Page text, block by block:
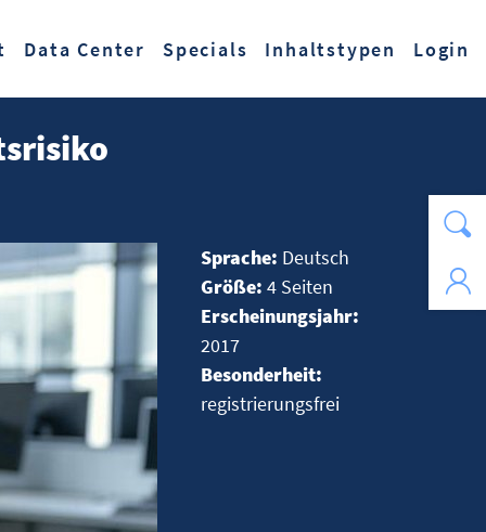
Data Center Specials Inhaltstypen Login
Sprache: Deutsch
Größe: 4 Seiten
Erscheinungsjahr:
2017
Besonderheit:
registrierungsfrei